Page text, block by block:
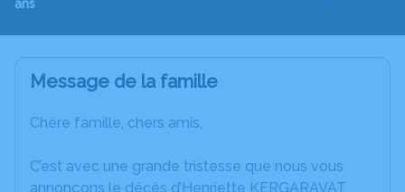
ans
Message de la famille
Chère famille, chers amis,
C’est avec une grande tristesse que nous vous
annonçons le décès d’Henriette KERGARAVAT